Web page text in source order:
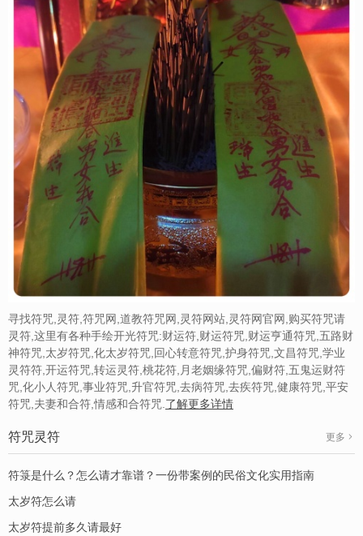
寻找符咒,灵符,符咒网,道教符咒网,灵符网站,灵符网官网,购买符咒请
灵符,这里有各种手绘开光符咒:财运符,财运符咒,财运亨通符咒,五路财
神符咒,太岁符咒,化太岁符咒,回心转意符咒,护身符咒,文昌符咒,学业
灵符符,开运符咒,转运灵符,桃花符,月老姻缘符咒,偏财符,五鬼运财符
咒,化小人符咒,事业符咒,升官符咒,去病符咒,去疾符咒,健康符咒,平安
符咒,夫妻和合符,情感和合符咒.了解更多详情
符咒灵符 更多
符箓是什么？怎么请才靠谱？一份带案例的民俗文化实用指南
太岁符怎么请
太岁符提前多久请最好